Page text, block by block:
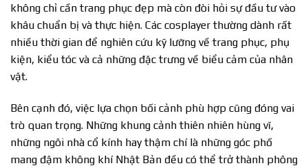
không chỉ cần trang phục đẹp mà còn đòi hỏi sự đầu tư vào
khâu chuẩn bị và thực hiện. Các cosplayer thường dành rất
nhiều thời gian để nghiên cứu kỹ lưỡng về trang phục, phụ
kiện, kiểu tóc và cả những đặc trưng về biểu cảm của nhân
vật.
Bên cạnh đó, việc lựa chọn bối cảnh phù hợp cũng đóng vai
trò quan trọng. Những khung cảnh thiên nhiên hùng vĩ,
những ngôi nhà cổ kính hay thậm chí là những góc phố
mang đậm không khí Nhật Bản đều có thể trở thành phông